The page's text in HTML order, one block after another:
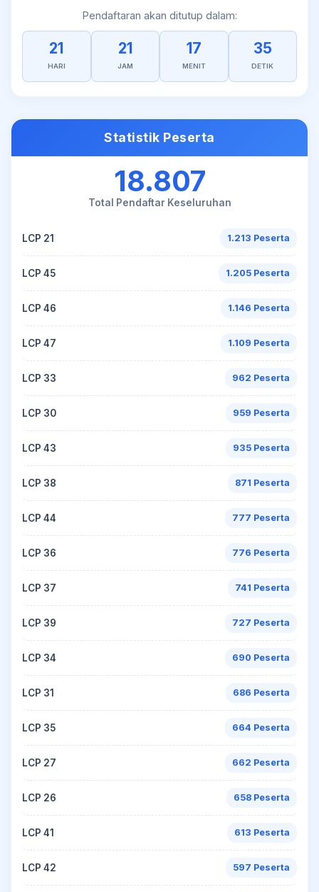
Pendaftaran akan ditutup dalam:
21
HARI
21
JAM
17
MENIT
35
DETIK
Statistik Peserta
18.807
Total Pendaftar Keseluruhan
LCP 21 1.213 Peserta
LCP 45 1.205 Peserta
LCP 46 1.146 Peserta
LCP 47 1.109 Peserta
LCP 33 962 Peserta
LCP 30 959 Peserta
LCP 43 935 Peserta
LCP 38 871 Peserta
LCP 44 777 Peserta
LCP 36 776 Peserta
LCP 37 741 Peserta
LCP 39 727 Peserta
LCP 34 690 Peserta
LCP 31 686 Peserta
LCP 35 664 Peserta
LCP 27 662 Peserta
LCP 26 658 Peserta
LCP 41 613 Peserta
LCP 42 597 Peserta